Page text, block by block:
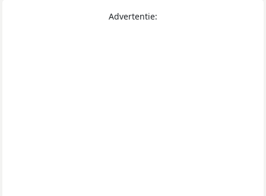
Advertentie: